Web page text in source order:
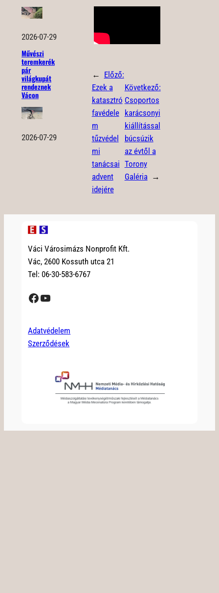
2026-07-29
Művészi
teremkerék
pár
világkupát
rendeznek
Vácon
2026-07-29
← Előző:
Ezek a
katasztró
favédele
m
tűzvédel
mi
tanácsai
advent
idejére
Következő:
Csoportos
karácsonyi
kiállítással
búcsúzik
az évtől a
Torony
Galéria →
Váci Városimázs Nonprofit Kft.
Vác, 2600 Kossuth utca 21
Tel: 06-30-583-6767
Facebook YouTube
Adatvédelem
Szerződések